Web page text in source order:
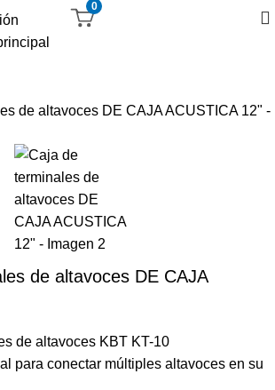
0
agrandar
de altavoces DE CAJA
de altavoces KBT KT-10
para conectar múltiples altavoces en su